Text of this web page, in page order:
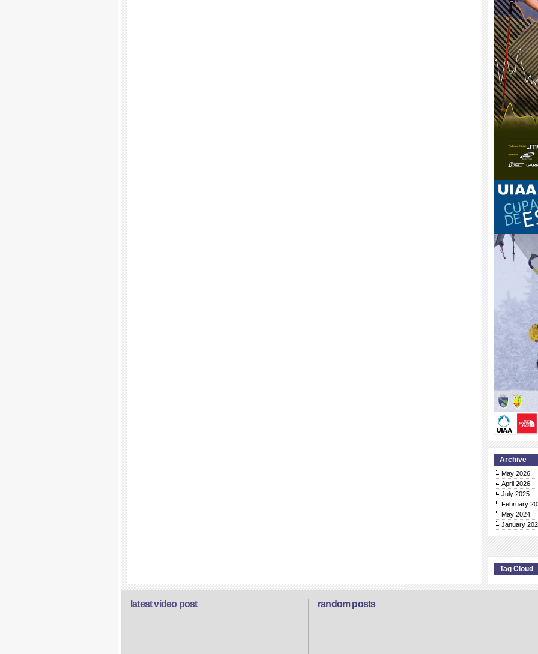
Archive
May 2026
April 2026
July 2025
February
May 2024
January
Tag Cloud
random posts
latest video post